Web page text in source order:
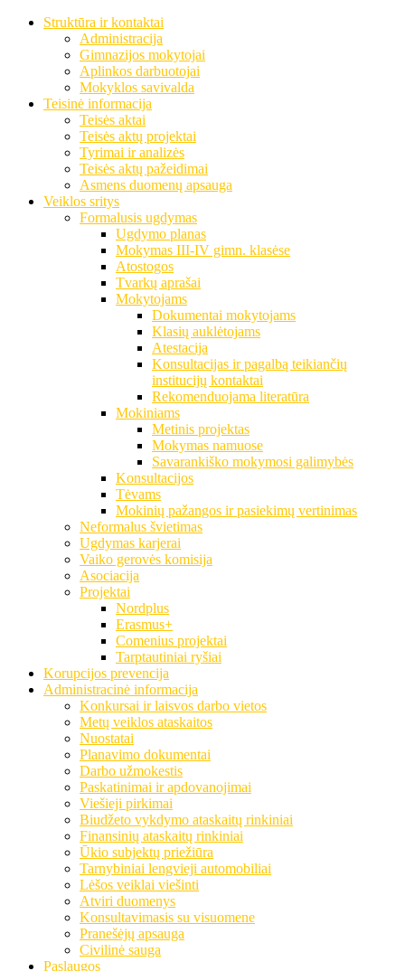
Struktūra ir kontaktai
Administracija
Gimnazijos mokytojai
Aplinkos darbuotojai
Mokyklos savivalda
Teisinė informacija
Teisės aktai
Teisės aktų projektai
Tyrimai ir analizės
Teisės aktų pažeidimai
Asmens duomenų apsauga
Veiklos sritys
Formalusis ugdymas
Ugdymo planas
Mokymas III-IV gimn. klasėse
Atostogos
Tvarkų aprašai
Mokytojams
Dokumentai mokytojams
Klasių auklėtojams
Atestacija
Konsultacijas ir pagalbą teikiančių
institucijų kontaktai
Rekomenduojama literatūra
Mokiniams
Metinis projektas
Mokymas namuose
Savarankiško mokymosi galimybės
Konsultacijos
Tėvams
Mokinių pažangos ir pasiekimų vertinimas
Neformalus švietimas
Ugdymas karjerai
Vaiko gerovės komisija
Asociacija
Projektai
Nordplus
Erasmus+
Comenius projektai
Tarptautiniai ryšiai
Korupcijos prevencija
Administracinė informacija
Konkursai ir laisvos darbo vietos
Metų veiklos ataskaitos
Nuostatai
Planavimo dokumentai
Darbo užmokestis
Paskatinimai ir apdovanojimai
Viešieji pirkimai
Biudžeto vykdymo ataskaitų rinkiniai
Finansinių ataskaitų rinkiniai
Ūkio subjektų priežiūra
Tarnybiniai lengvieji automobiliai
Lėšos veiklai viešinti
Atviri duomenys
Konsultavimasis su visuomene
Pranešėjų apsauga
Civilinė sauga
Paslaugos